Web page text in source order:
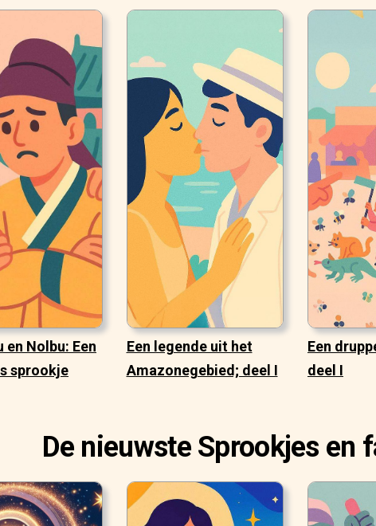
en Nolbu: Een
sprookje
Een legende uit het
Amazonegebied; deel I
Een
deel I
De nieuwste Sprookjes en